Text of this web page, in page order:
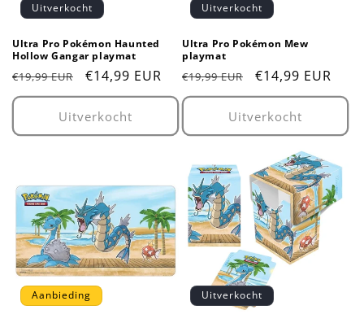
Uitverkocht
Ultra Pro Pokémon Haunted
Hollow Gangar playmat
Normale
prijs
€19,99 EUR Aanbiedingsprijs
€14,99 EUR
Uitverkocht
Uitverkocht
Ultra Pro Pokémon Mew
playmat
Normale
prijs
€19,99 EUR €14,99 EUR
Uitverkocht
Aanbieding Uitverkocht